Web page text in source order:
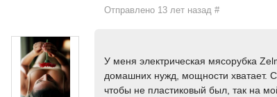
Отправлено 13 лет назад#
У меня электрическая мясорубка
домашних нужд, мощности хватает.
чтобы не пластиковый был, так на